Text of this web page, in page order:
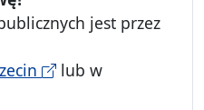
jest przez
lub w